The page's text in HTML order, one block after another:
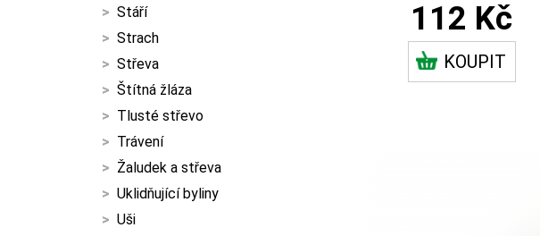
Stáří
Strach
Střeva
Štítná žláza
Tlusté střevo
Trávení
Žaludek a střeva
Uklidňující byliny
Uši
112 Kč
KOUPIT